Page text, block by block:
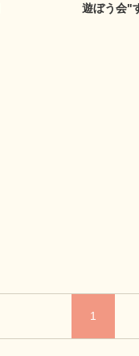
遊ぼう会"
1